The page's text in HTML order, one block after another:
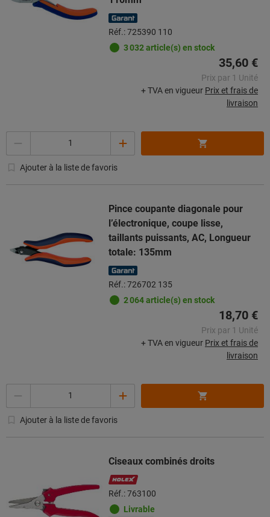
Réf.: 725390 110
3 032 article(s) en stock
35,60 €
Prix par 1 Unité
+ TVA en vigueur Prix et frais de
livraison
Ajouter à la liste de favoris
Pince coupante diagonale pour
l’électronique, coupe lisse,
taillants puissants, AC, Longueur
totale: 135mm
Réf.: 726702 135
2 064 article(s) en stock
18,70 €
Prix par 1 Unité
+ TVA en vigueur Prix et frais de
livraison
Ajouter à la liste de favoris
Ciseaux combinés droits
Réf.: 763100
Livrable